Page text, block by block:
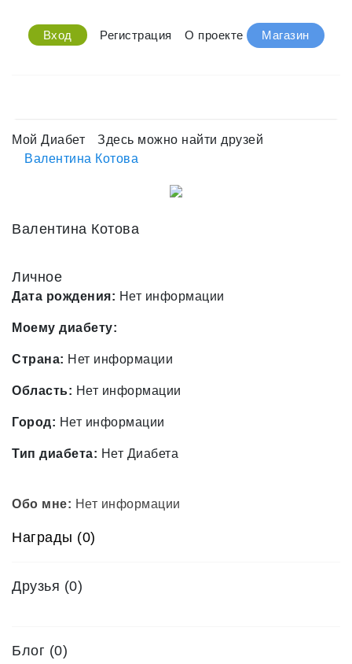
Вход Регистрация О проекте Магазин
Мой Диабет
Здесь можно найти друзей
Валентина Котова
Валентина Котова
Личное
Дата рождения: Нет информации
Моему диабету:
Страна: Нет информации
Область: Нет информации
Город: Нет информации
Тип диабета: Нет Диабета
Обо мне: Нет информации
Награды (0)
Друзья (0)
Блог (0)